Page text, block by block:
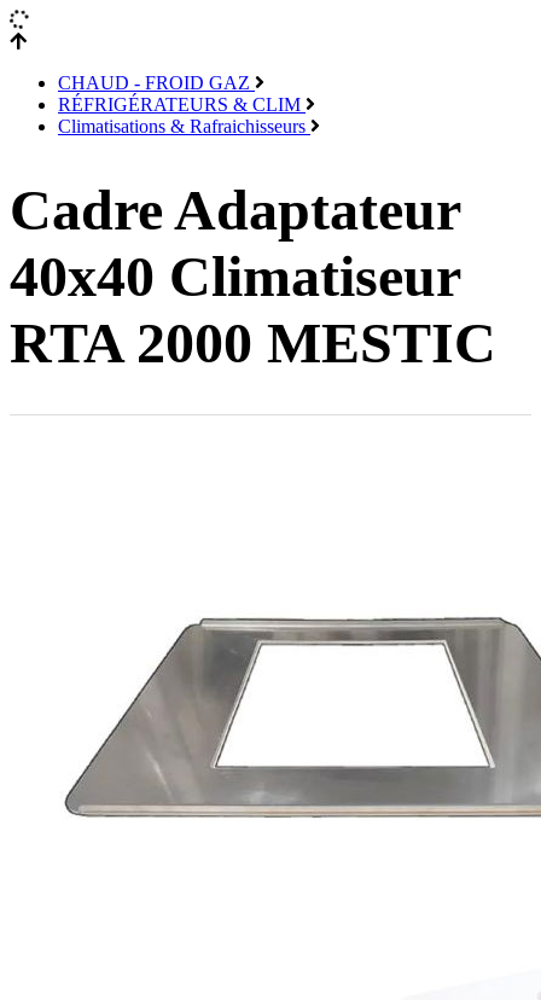
CHAUD - FROID GAZ
RÉFRIGÉRATEURS & CLIM
Climatisations & Rafraichisseurs
Cadre Adaptateur
40x40 Climatiseur
RTA 2000 MESTIC